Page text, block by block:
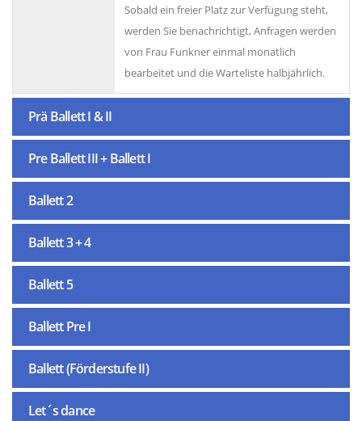
Sobald ein freier Platz zur Verfügung steht,
werden Sie benachrichtigt, Anfragen werden
von Frau Funkner einmal monatlich
bearbeitet und die Warteliste halbjährlich.
Prä Ballett I & II
Pre Ballett III + Ballett I
Ballett 2
Ballett 3 + 4
Ballett 5
Ballett Pre I
Ballett (Förderstufe II)
Let´s dance